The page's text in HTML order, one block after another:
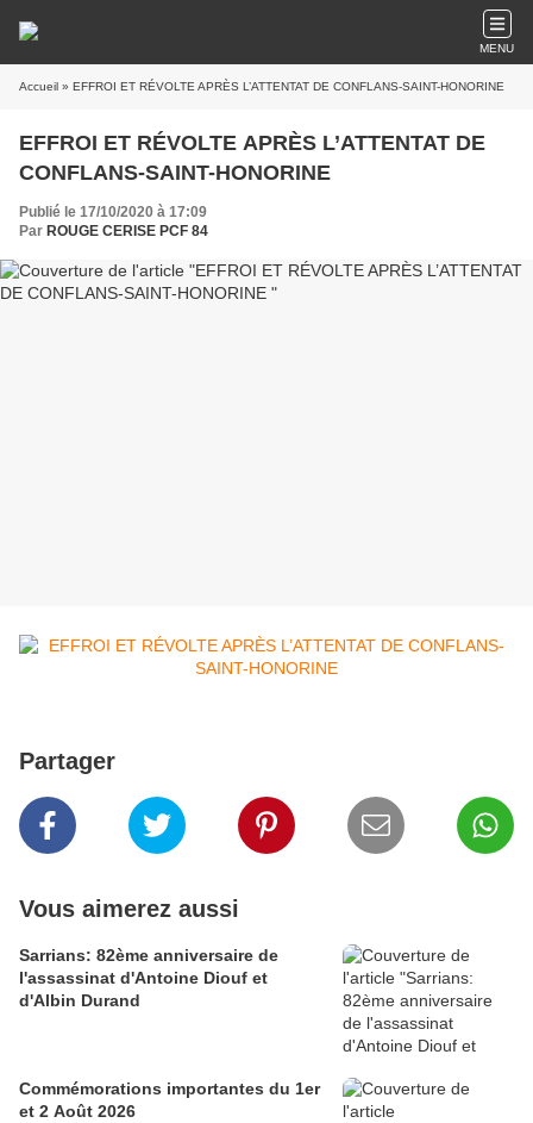
MENU
Accueil » EFFROI ET RÉVOLTE APRÈS L’ATTENTAT DE CONFLANS-SAINT-HONORINE
EFFROI ET RÉVOLTE APRÈS L’ATTENTAT DE
CONFLANS-SAINT-HONORINE
Publié le 17/10/2020 à 17:09
Par ROUGE CERISE PCF 84
Partager
Vous aimerez aussi
Sarrians: 82ème anniversaire de
l'assassinat d'Antoine Diouf et
d'Albin Durand
Commémorations importantes du 1er
et 2 Août 2026